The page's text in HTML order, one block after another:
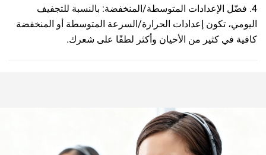
4. فضّل الإعدادات المتوسطة/المنخفضة: بالنسبة للتجفيف
اليومي، تكون إعدادات الحرارة/السرعة المتوسطة أو المنخفضة
كافية في كثير من الأحيان وأكثر لطفًا على شعرك.